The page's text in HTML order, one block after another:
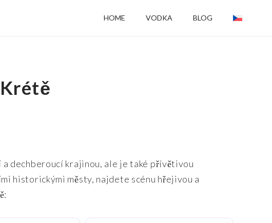
HOME VODKA BLOG
dechberoucí krajinou, ale je také přívětivou
historickými městy, najdete scénu hřejivou a